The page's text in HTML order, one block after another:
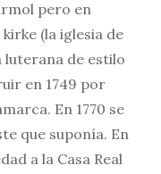
pero en
(la iglesia de
luterana de estilo
en 1749 por
En 1770 se
que suponía. En
a la Casa Real